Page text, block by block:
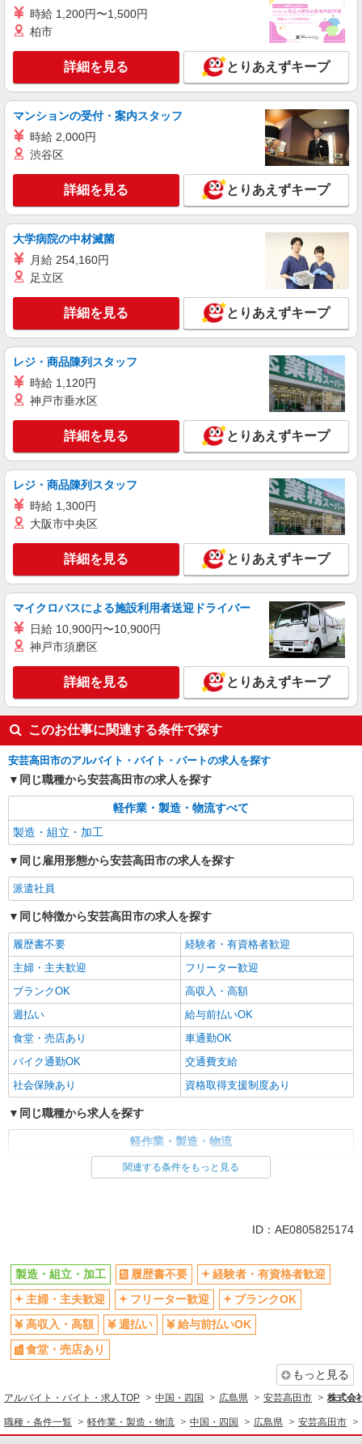
時給 1,200円〜1,500円
柏市
詳細を見る とりあえずキープ
マンションの受付・案内スタッフ
時給 2,000円
渋谷区
詳細を見る とりあえずキープ
大学病院の中材滅菌
月給 254,160円
足立区
詳細を見る とりあえずキープ
レジ・商品陳列スタッフ
時給 1,120円
神戸市垂水区
詳細を見る とりあえずキープ
レジ・商品陳列スタッフ
時給 1,300円
大阪市中央区
詳細を見る とりあえずキープ
マイクロバスによる施設利用者送迎ドライバー
日給 10,900円〜10,900円
神戸市須磨区
詳細を見る とりあえずキープ
このお仕事に関連する条件で探す
安芸高田市のアルバイト・バイト・パートの求人を探す
同じ職種から安芸高田市の求人を探す
軽作業・製造・物流すべて
製造・組立・加工
同じ雇用形態から安芸高田市の求人を探す
派遣社員
同じ特徴から安芸高田市の求人を探す
履歴書不要
経験者・有資格者歓迎
主婦・主夫歓迎
フリーター歓迎
ブランクOK
高収入・高額
週払い
給与前払いOK
食堂・売店あり
車通勤OK
バイク通勤OK
交通費支給
社会保険あり
資格取得支援制度あり
同じ職種から求人を探す
軽作業・製造・物流
関連する条件をもっと見る
ID：AE0805825174
製造・組立・加工 履歴書不要
経験者・有資格者歓迎
主婦・主夫歓迎
フリーター歓迎
ブランクOK
高収入・高額
週払い
給与前払いOK
食堂・売店あり
もっと見る
アルバイト・バイト・求人TOP 中国・四国 広島県 安芸高田市 株式会
職種・条件一覧 軽作業・製造・物流 中国・四国 広島県 安芸高田市